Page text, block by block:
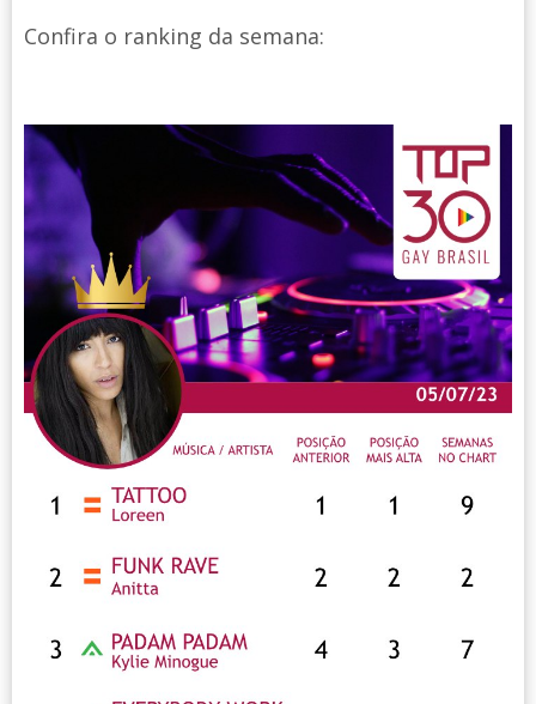
Confira o ranking da semana: